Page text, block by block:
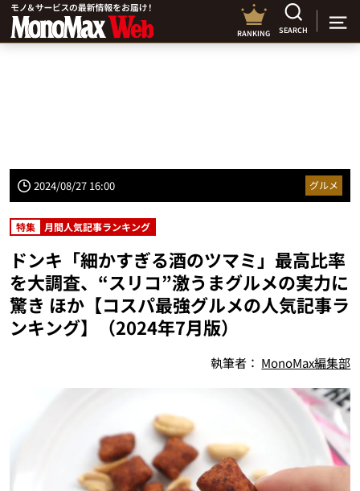
RANKING SEARCH
2024/08/27 16:00 グルメ
特集 月間人気記事ランキング
ドンキ「細かすぎる酒のツマミ」最高比率
を大調査、“スリコ”激うまグルメの実力に
驚き ほか【コスパ最強グルメの人気記事ラ
ンキング】（2024年7月版）
執筆者： MonoMax編集部